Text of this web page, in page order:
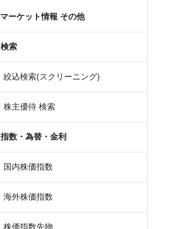
マーケット情報 その他
検索
絞込検索(スクリーニング)
株主優待 検索
指数・為替・金利
国内株価指数
海外株価指数
株価指数先物